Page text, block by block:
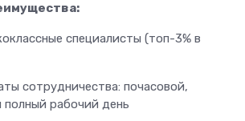
специалисты (топ-3% в
сотрудничества: почасовой,
полный рабочий день